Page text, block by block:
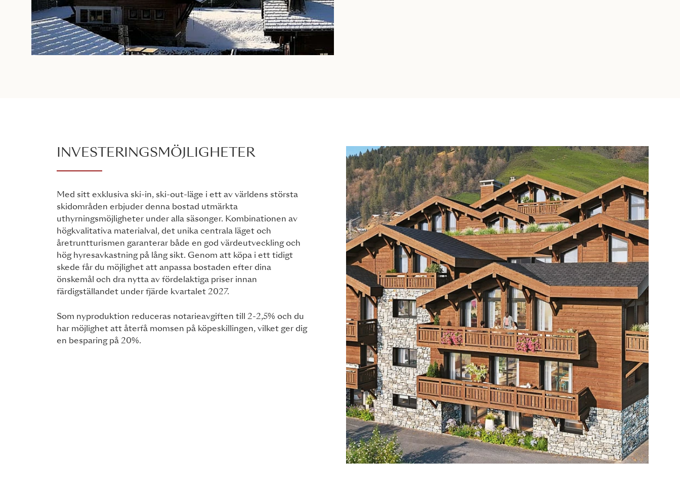
INVESTERINGSMÖJLIGHETER
Med sitt exklusiva ski-in, ski-out-läge i ett av världens största
skidområden erbjuder denna bostad utmärkta
uthyrningsmöjligheter under alla säsonger. Kombinationen av
högkvalitativa materialval, det unika centrala läget och
åretruntturismen garanterar både en god värdeutveckling och
hög hyresavkastning på lång sikt. Genom att köpa i ett tidigt
skede får du möjlighet att anpassa bostaden efter dina
önskemål och dra nytta av fördelaktiga priser innan
färdigställandet under fjärde kvartalet 2027.
Som nyproduktion reduceras notarieavgiften till 2-2,5% och du
har möjlighet att återfå momsen på köpeskillingen, vilket ger dig
en besparing på 20%.